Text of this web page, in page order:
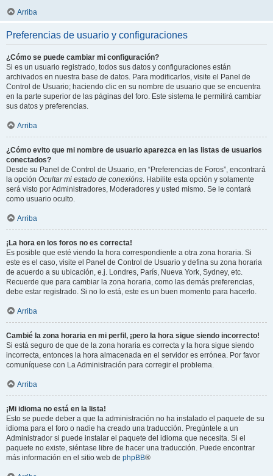
Arriba
Preferencias de usuario y configuraciones
¿Cómo se puede cambiar mi configuración?
Si es un usuario registrado, todos sus datos y configuraciones están
archivados en nuestra base de datos. Para modificarlos, visite el Panel de
Control de Usuario; haciendo clic en su nombre de usuario que se encuentra
en la parte superior de las páginas del foro. Este sistema le permitirá cambiar
sus datos y preferencias.
Arriba
¿Cómo evito que mi nombre de usuario aparezca en las listas de usuarios
conectados?
Desde su Panel de Control de Usuario, en “Preferencias de Foros”, encontrará
la opción Ocultar mi estado de conexións. Habilite esta opción y solamente
será visto por Administradores, Moderadores y usted mismo. Se le contará
como usuario oculto.
Arriba
¡La hora en los foros no es correcta!
Es posible que esté viendo la hora correspondiente a otra zona horaria. Si
este es el caso, visite el Panel de Control de Usuario y defina su zona horaria
de acuerdo a su ubicación, e.j. Londres, París, Nueva York, Sydney, etc.
Recuerde que para cambiar la zona horaria, como las demás preferencias,
debe estar registrado. Si no lo está, este es un buen momento para hacerlo.
Arriba
Cambié la zona horaria en mi perfil, ¡pero la hora sigue siendo incorrecto!
Si está seguro de que de la zona horaria es correcta y la hora sigue siendo
incorrecta, entonces la hora almacenada en el servidor es errónea. Por favor
comuníquese con La Administración para corregir el problema.
Arriba
¡Mi idioma no está en la lista!
Esto se puede deber a que la administración no ha instalado el paquete de su
idioma para el foro o nadie ha creado una traducción. Pregúntele a un
Administrador si puede instalar el paquete del idioma que necesita. Si el
paquete no existe, siéntase libre de hacer una traducción. Puede encontrar
más información en el sitio web de phpBB®